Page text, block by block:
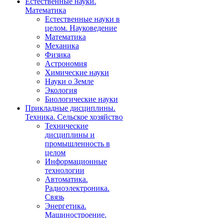
Математика
Естественные науки в
целом. Науковедение
Математика
Механика
Физика
Астрономия
Химические науки
Науки о Земле
Экология
Биологические науки
Прикладные дисциплины.
Техника. Сельское хозяйство
Технические
дисциплины и
промышленность в
целом
Информационные
технологии
Автоматика.
Радиоэлектроника.
Связь
Энергетика.
Машиностроение.